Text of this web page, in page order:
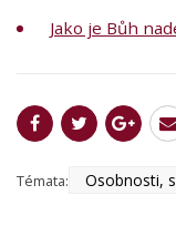
Jako je Bůh
Témata: Osobnosti,